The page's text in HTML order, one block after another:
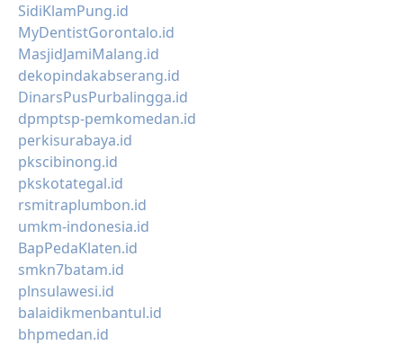
SidiKlamPung.id
MyDentistGorontalo.id
MasjidJamiMalang.id
dekopindakabserang.id
DinarsPusPurbalingga.id
dpmptsp-pemkomedan.id
perkisurabaya.id
pkscibinong.id
pkskotategal.id
rsmitraplumbon.id
umkm-indonesia.id
BapPedaKlaten.id
smkn7batam.id
plnsulawesi.id
balaidikmenbantul.id
bhpmedan.id